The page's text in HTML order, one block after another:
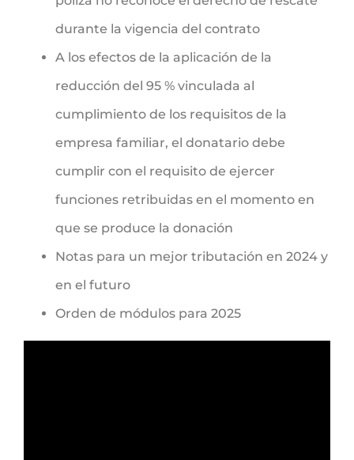
durante la vigencia del contrato
A los efectos de la aplicación de la
reducción del 95 % vinculada al
cumplimiento de los requisitos de la
empresa familiar, el donatario debe
cumplir con el requisito de ejercer
funciones retribuidas en el momento en
que se produce la donación
Notas para un mejor tributación en 2024 y
en el futuro
Orden de módulos para 2025